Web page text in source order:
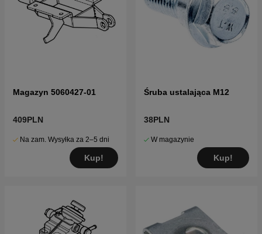
Magazyn 5060427-01
409PLN
Na zam. Wysyłka za 2–5 dni
Kup!
Śruba ustalająca M12
38PLN
W magazynie
Kup!